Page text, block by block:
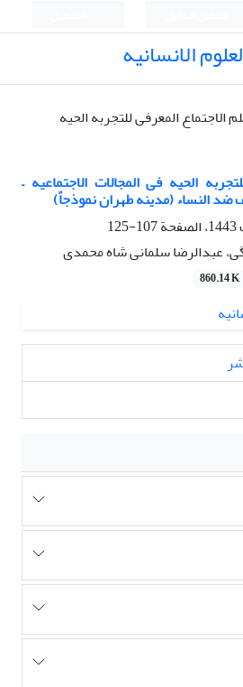
الانسانیه
الاجتماع المعرفی للتجربه الحیه
الحیه فی المجالات الاجتماعیه –
ضد النساء (مدینه طهران نموذجاً)
107-125
عبدالرضا سلمانی شاه محمدی
860.14 K